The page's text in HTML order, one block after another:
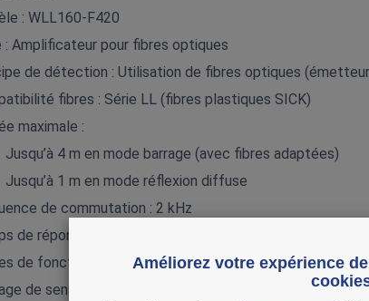
: WLL160‑F420
: Amplificateur pour fibres optiques
de détection : Utilisation de fibres optiques
fibres : Série LL (fibres plastiques SICK)
maximale :
Jusqu’à 4 m en mode barrage (avec fibres adaptées)
Jusqu’à 1 m en mode réflexion diffuse
de commutation : 2 kHz
de réponse : 0,25 ms
de fonctionnement : Clair/Foncé (Light ON / Dark ON)
de sensibilité : Potentiomètre
Améliorez votre expérience